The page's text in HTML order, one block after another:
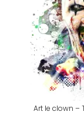
Art le clown –